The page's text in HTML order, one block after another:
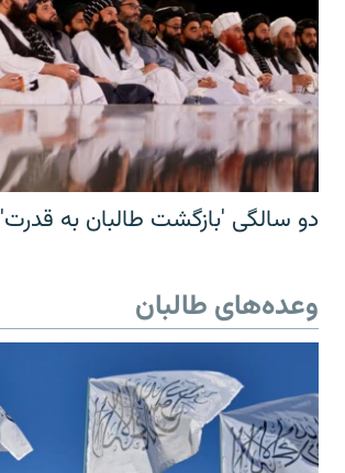
دو سالگی 'بازگشت طالبان به قدرت'
وعده‌های طالبان